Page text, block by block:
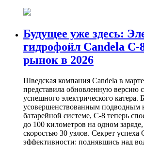
Будущее уже здесь:
гидрофойл Candela C-
рынок в 2026
Шведская компания Candela в
представила обновленную версию
успешного электрического катера.
усовершенствованным подводным
батарейной системе, C-8 теперь
до 100 километров на одном
скоростью 30 узлов. Секрет успеха
эффективности: поднявшись над